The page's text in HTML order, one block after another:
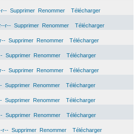
r-- Supprimer Renommer
Télécharger
r-- Supprimer Renommer
Télécharger
Supprimer Renommer
Télécharger
Supprimer Renommer
Télécharger
Supprimer Renommer
Télécharger
Supprimer Renommer
Télécharger
Supprimer Renommer
Télécharger
Supprimer Renommer
Télécharger
r-- Supprimer Renommer
Télécharger